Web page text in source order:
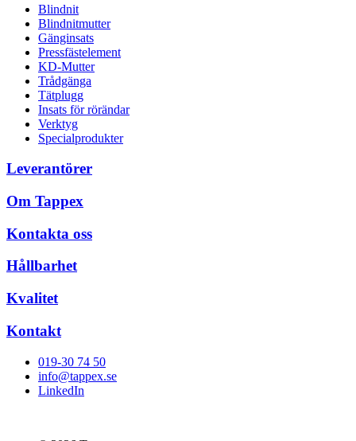
Blindnit
Blindnitmutter
Gänginsats
Pressfästelement
KD-Mutter
Trådgänga
Tätplugg
Insats för rörändar
Verktyg
Specialprodukter
Leverantörer
Om Tappex
Kontakta oss
Hållbarhet
Kvalitet
Kontakt
019-30 74 50
info@tappex.se
LinkedIn